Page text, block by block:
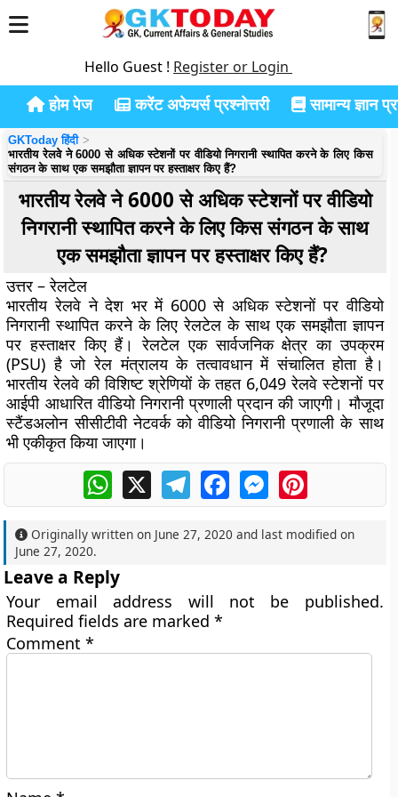
Hello Guest ! Register or Login
होम पेज करेंट अफेयर्स प्रश्नोत्तरी सामान्य ज्ञान
GKToday हिंदी
भारतीय रेलवे ने 6000 से अधिक स्टेशनों पर वीडियो निगरानी स्थापित करने के लिए किस
संगठन के साथ एक समझौता ज्ञापन पर हस्ताक्षर किए हैं?
भारतीय रेलवे ने 6000 से अधिक स्टेशनों पर वीडियो
निगरानी स्थापित करने के लिए किस संगठन के साथ
एक समझौता ज्ञापन पर हस्ताक्षर किए हैं?
उत्तर – रेलटेल
भारतीय रेलवे ने देश भर में 6000 से अधिक स्टेशनों पर वीडियो
निगरानी स्थापित करने के लिए रेलटेल के साथ एक समझौता ज्ञापन
पर हस्ताक्षर किए हैं। रेलटेल एक सार्वजनिक क्षेत्र का उपक्रम
(PSU) है जो रेल मंत्रालय के तत्वावधान में संचालित होता है।
भारतीय रेलवे की विशिष्ट श्रेणियों के तहत 6,049 रेलवे स्टेशनों पर
आईपी आधारित वीडियो निगरानी प्रणाली प्रदान की जाएगी। मौजूदा
स्टैंडअलोन सीसीटीवी नेटवर्क को वीडियो निगरानी प्रणाली के साथ
भी एकीकृत किया जाएगा।
WhatsApp
X TelegramFacebookMessengerPinterest
Originally written on June 27, 2020 and last modified on
June 27, 2020.
Leave a Reply
Your email address will not be published.
Required fields are marked*
Comment*